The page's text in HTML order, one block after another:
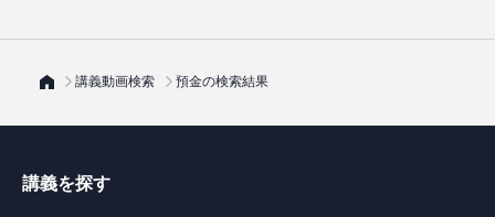
講義動画検索 預金の検索結果
講義を探す